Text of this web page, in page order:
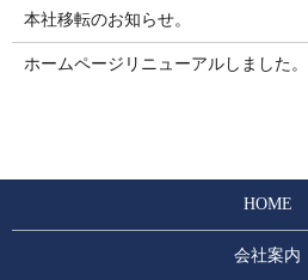
本社移転のお知らせ。
ホームページリニューアルしました。
HOME
会社案内